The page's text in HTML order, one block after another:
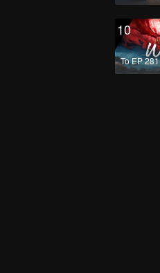
10
To EP 281